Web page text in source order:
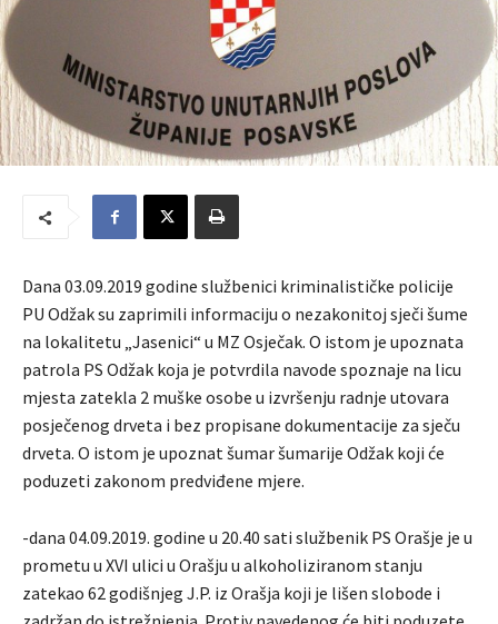
Dana 03.09.2019 godine službenici kriminalističke policije
PU Odžak su zaprimili informaciju o nezakonitoj sječi šume
na lokalitetu „Jasenici“ u MZ Osječak. O istom je upoznata
patrola PS Odžak koja je potvrdila navode spoznaje na licu
mjesta zatekla 2 muške osobe u izvršenju radnje utovara
posječenog drveta i bez propisane dokumentacije za sječu
drveta. O istom je upoznat šumar šumarije Odžak koji će
poduzeti zakonom predviđene mjere.
-dana 04.09.2019. godine u 20.40 sati službenik PS Orašje je u
prometu u XVI ulici u Orašju u alkoholiziranom stanju
zatekao 62 godišnjeg J.P. iz Orašja koji je lišen slobode i